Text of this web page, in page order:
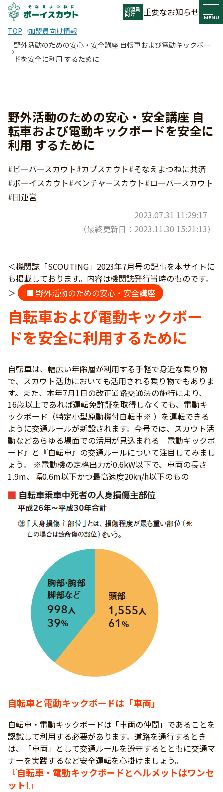
加盟員
向け 重要なお知らせ MENU
TOP
加盟員向け情報
野外活動のための安心・安全講座 自転車および電動キックボー
ドを安全に利用 するために
野外活動のための安心・安全講座 自
転車および電動キックボードを安全に
利用 するために
#ビーバースカウト#カブスカウト#そなえよつねに共済
#ボーイスカウト#ベンチャースカウト#ローバースカウト
#団運営
2023.07.31 11:29:17
（最終更新日：2023.11.30 15:21:13）
＜機関誌「SCOUTING」2023年7月号の記事を本サイトに
も掲載しております。内容は機関誌発行当時のものです。
＞
■ 野外活動のための安心・安全講座
自転車および電動キックボー
ドを安全に利用するために
自転車は、幅広い年齢層が利用する手軽で身近な乗り物
で、スカウト活動においても活用される乗り物でもありま
す。また、本年7月1日の改正道路交通法の施行により、
16歳以上であれば運転免許証を取得しなくても、電動キ
ックボード（特定小型原動機付自転車※ ）を運転できる
ように交通ルールが新設されます。今号では、スカウト活
動などあらゆる場面での活用が見込まれる『電動キックボ
ード』と『自転車』の交通ルールについて注目してみまし
ょう。 ※電動機の定格出力が0.6kW以下で、車両の長さ
1.9m、幅0.6m以下かつ最高速度20㎞/h以下のもの
自転車と電動キックボードは「車両」
自転車・電動キックボードは「車両の仲間」であることを
認識して利用する必要があります。道路を通行するとき
は、「車両」として交通ルールを遵守するとともに交通マ
ナーを実践するなど安全運転を心掛けましょう。
『自転車・電動キックボードとヘルメットはワンセ
ット!』